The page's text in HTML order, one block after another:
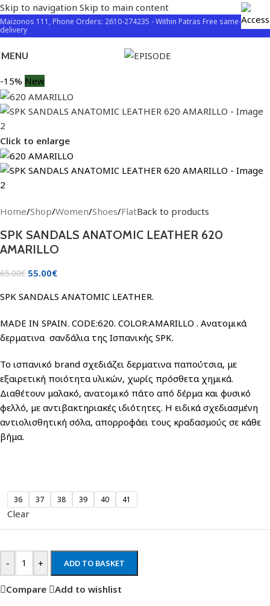
Skip to navigation Skip to main content
Maizonos 111, Phone Orders: 2610-274235 - Within Patras Free same-day
delivery
MENU
-15% New
Click to enlarge
Home/Shop/Women/Shoes/FlatBack to products
SPK SANDALS ANATOMIC LEATHER 620
AMARILLO
65.00€ 55.00€
SPK SANDALS ANATOMIC LEATHER.
MADE IN SPAIN. CODE:620. COLOR:AMARILLO . Ανατομικά
δερματινα σανδάλια της Ισπανικής SPK.
Το ισπανικό brand σχεδιάζει δερματινα παπούτσια, με
εξαιρετική ποιότητα υλικών, χωρίς πρόσθετα χημικά.
Διαθέτουν μαλακό, ανατομικό πάτο από δέρμα και φυσικό
φελλό, με αντιβακτηριακές ιδιότητες. Η ειδικά σχεδιασμένη
αντιολισθητική σόλα, απορροφάει τους κραδασμούς σε κάθε
βήμα.
36 37 38 39 40 41
Clear
- + ADD TO BASKET
Compare Add to wishlist